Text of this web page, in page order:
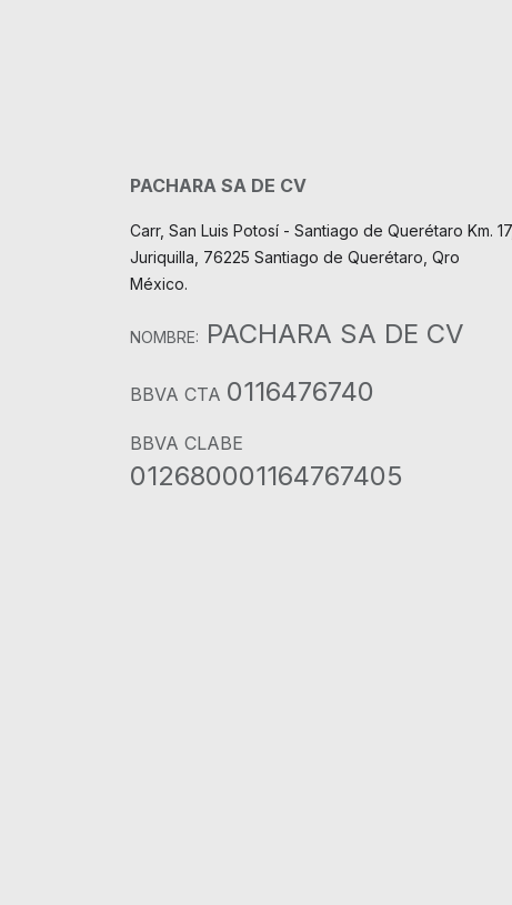
PACHARA SA DE CV
Carr, San Luis Potosí - Santiago de Querétaro Km. 17,
Juriquilla, 76225 Santiago de Querétaro, Qro
México.
NOMBRE: PACHARA SA DE CV
BBVA CTA 0116476740
BBVA CLABE
012680001164767405